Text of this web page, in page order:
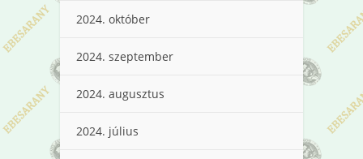
2024. október
2024. szeptember
2024. augusztus
2024. július